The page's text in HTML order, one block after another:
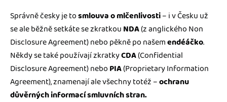
Správně česky je tosmlouva o mlčenlivosti– i v Česku už
se ale běžně setkáte se zkratkou NDA(z anglického Non
Disclosure Agreement) nebo pěkně po našemendéáčko.
Někdy se také používají zkratkyCDA(Confidential
Disclosure Agreement) nebo PIA(Proprietary Information
Agreement), znamenají ale všechny totéž –ochranu
důvěrných informací smluvních stran.